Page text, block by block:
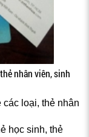
nhân viên, sinh
các loại, thẻ nhân
học sinh, thẻ